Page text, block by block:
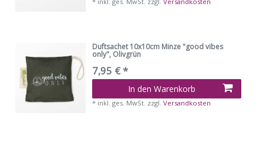
Duftsachet 10x10cm Minze "good vibes
only", Olivgrün
7,95 € *
In den Warenkorb
* inkl. ges. MwSt. zzgl.Versandkosten